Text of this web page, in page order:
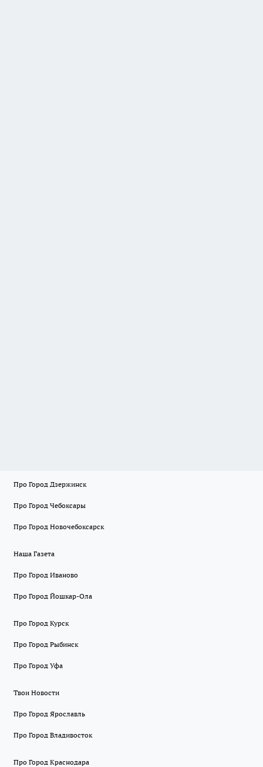
Про Город Дзержинск
Про Город Чебоксары
Про Город Новочебоксарск
Наша Газета
Про Город Иваново
Про Город Йошкар-Ола
Про Город Курск
Про Город Рыбинск
Про Город Уфа
Твои Новости
Про Город Ярославль
Про Город Владивосток
Про Город Краснодара